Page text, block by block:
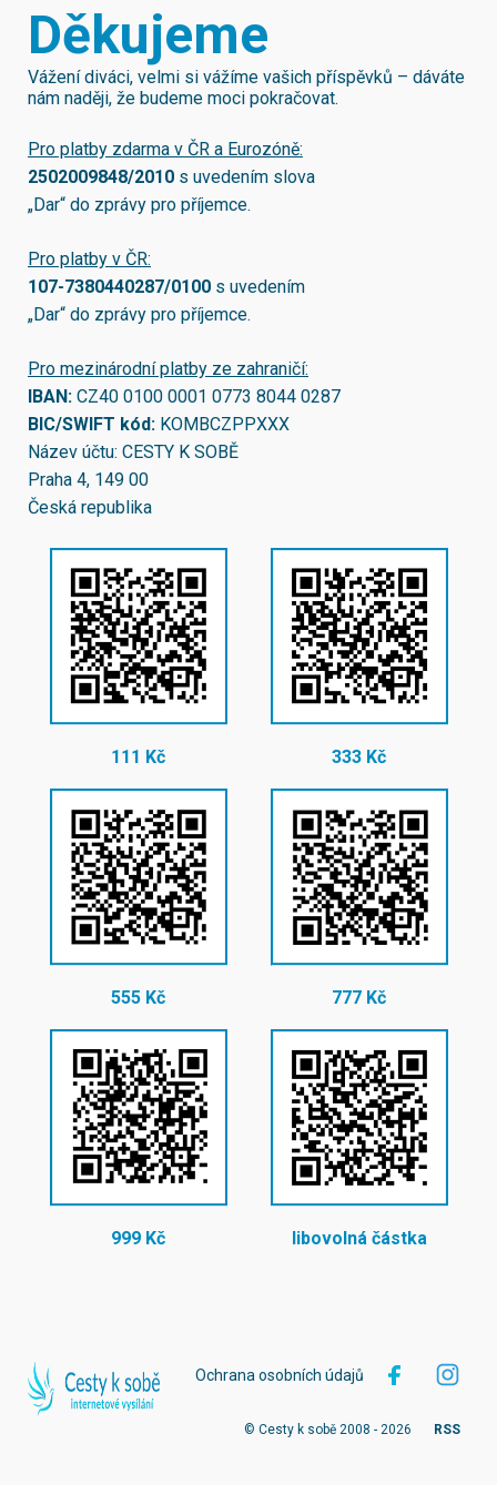
Děkujeme
Vážení diváci, velmi si vážíme vašich příspěvků – dáváte
nám naději, že budeme moci pokračovat.
Pro platby zdarma v ČR a Eurozóně:
2502009848/2010 s uvedením slova
„Dar“ do zprávy pro příjemce.
Pro platby v ČR:
107-7380440287/0100 s uvedením
„Dar“ do zprávy pro příjemce.
Pro mezinárodní platby ze zahraničí:
IBAN: CZ40 0100 0001 0773 8044 0287
BIC/SWIFT kód: KOMBCZPPXXX
Název účtu: CESTY K SOBĚ
Praha 4, 149 00
Česká republika
111 Kč 333 Kč
555 Kč 777 Kč
999 Kč libovolná částka
Ochrana osobních údajů
© Cesty k sobě 2008 - 2026 RSS